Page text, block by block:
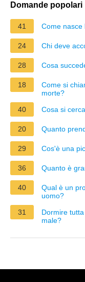
Domande popolari
41 Come nasce
24 Chi deve
28 Cosa
18
Come si
morte?
40
Cosa si
20 Quanto
29 Cos'è una
36 Quanto è
40
Qual è un
uomo?
31
Dormire
male?